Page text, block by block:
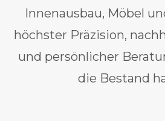
Innenausbau, Möbel
höchster Präzision,
und persönlicher
die Bestand